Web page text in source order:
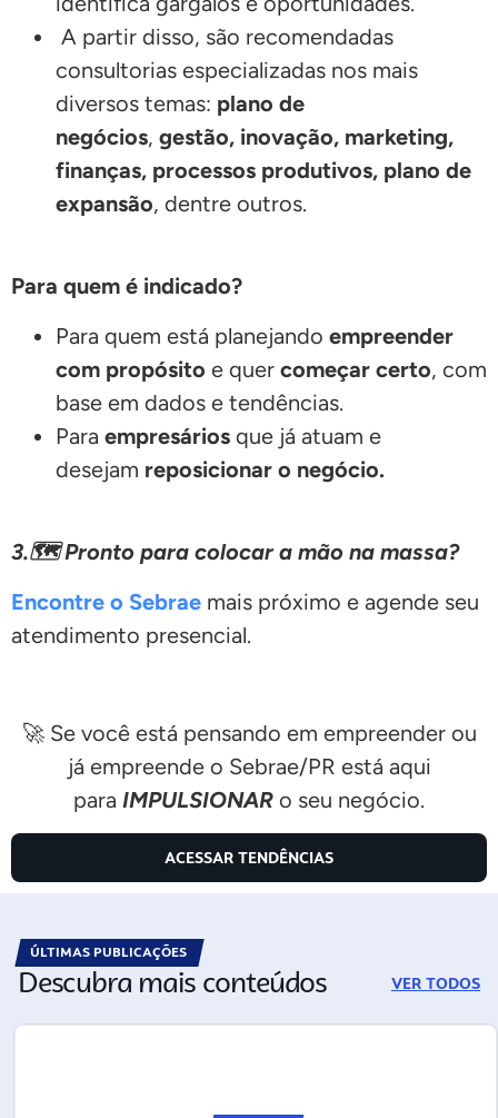
A partir disso, são recomendadas
consultorias especializadas nos mais
diversos temas: plano de
negócios, gestão, inovação, marketing,
finanças, processos produtivos, plano de
expansão, dentre outros.
Para quem é indicado?
Para quem está planejando empreender
com propósito e quer começar certo, com
base em dados e tendências.
Para empresários que já atuam e
desejam reposicionar o negócio.
3.🗺️ Pronto para colocar a mão na massa?
Encontre o Sebrae mais próximo e agende seu
atendimento presencial.
🚀 Se você está pensando em empreender ou
já empreende o Sebrae/PR está aqui
para IMPULSIONAR o seu negócio.
ACESSAR TENDÊNCIAS
ÚLTIMAS PUBLICAÇÕES
Descubra mais conteúdos VER TODOS